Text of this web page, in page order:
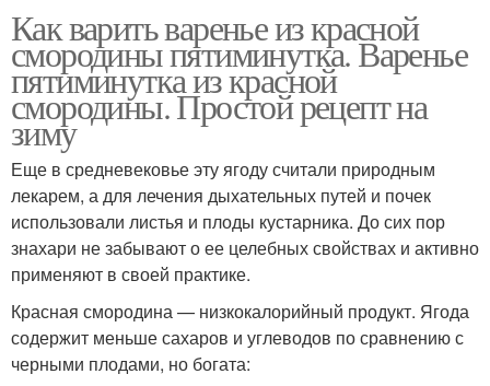
Как варить варенье из красной
смородины пятиминутка. Варенье
пятиминутка из красной
смородины. Простой рецепт на
зиму
Еще в средневековье эту ягоду считали природным
лекарем, а для лечения дыхательных путей и почек
использовали листья и плоды кустарника. До сих пор
знахари не забывают о ее целебных свойствах и активно
применяют в своей практике.
Красная смородина — низкокалорийный продукт. Ягода
содержит меньше сахаров и углеводов по сравнению с
черными плодами, но богата: